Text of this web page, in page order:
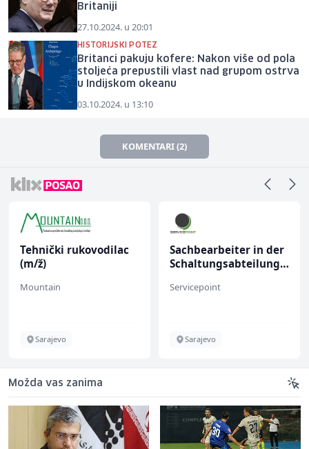
Britaniji
27.10.2024. u 20:01
HISTORIJSKI POTEZ
Britanci pakuju kofere: Nakon više od pola
stoljeća prepustili vlast nad grupom ostrva
u Indijskom okeanu
03.10.2024. u 13:10
KOMENTARI (2)
Tehnički rukovodilac
(m/ž)
Mountain
Sarajevo
Sachbearbeiter in der
Schaltungsabteilung
Servicepoint
Sarajevo
Možda vas zanima